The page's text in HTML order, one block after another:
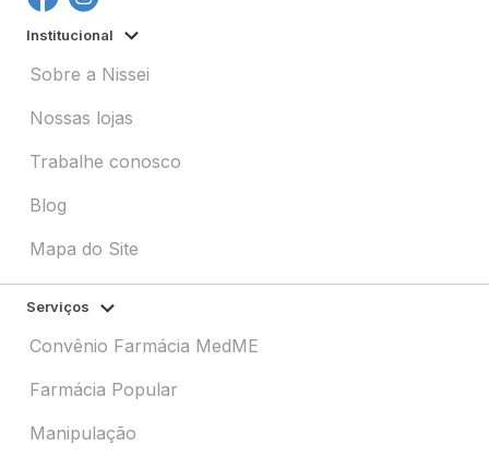
Institucional
Sobre a Nissei
Nossas lojas
Trabalhe conosco
Blog
Mapa do Site
Serviços
Convênio Farmácia MedME
Farmácia Popular
Manipulação